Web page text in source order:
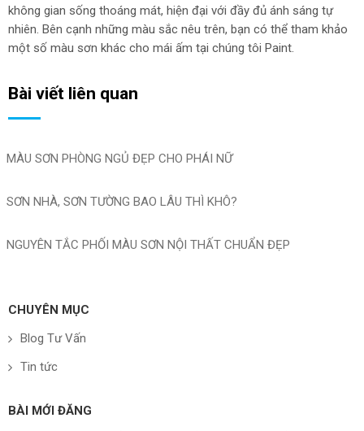
không gian sống thoáng mát, hiện đại với đầy đủ ánh sáng tự
nhiên. Bên cạnh những màu sắc nêu trên, bạn có thể tham khảo
một số màu sơn khác cho mái ấm tại chúng tôi Paint.
Bài viết liên quan
MÀU SƠN PHÒNG NGỦ ĐẸP CHO PHÁI NỮ
SƠN NHÀ, SƠN TƯỜNG BAO LÂU THÌ KHÔ?
NGUYÊN TẮC PHỐI MÀU SƠN NỘI THẤT CHUẨN ĐẸP
CHUYÊN MỤC
Blog Tư Vấn
Tin tức
BÀI MỚI ĐĂNG